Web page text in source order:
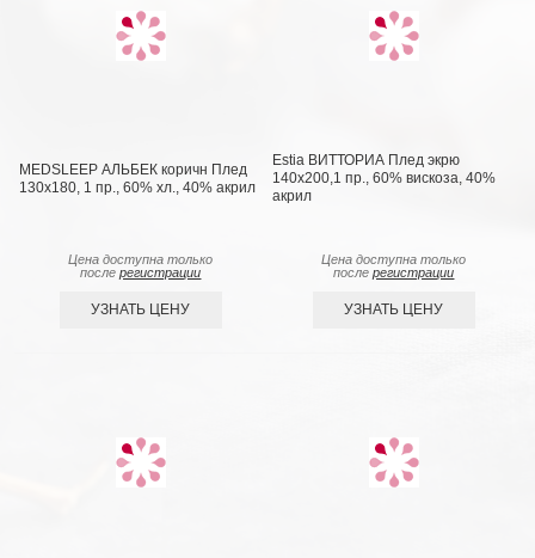
MEDSLEEP АЛЬБЕК коричн Плед
130x180, 1 пр., 60% хл., 40% акрил
Цена доступна только
послерегистрации
УЗНАТЬ ЦЕНУ
Estia ВИТТОРИА Плед экрю
140х200,1 пр., 60% вискоза, 40%
акрил
Цена доступна только
послерегистрации
УЗНАТЬ ЦЕНУ